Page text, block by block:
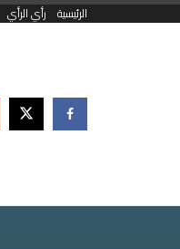
الرئيسية رأي الرأي